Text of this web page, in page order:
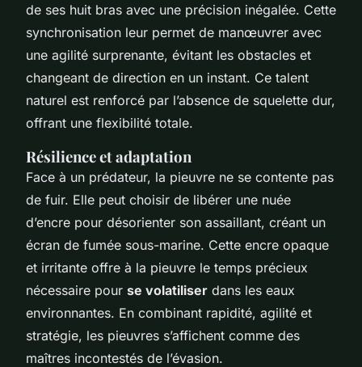
de ses huit bras avec une précision inégalée. Cette
synchronisation leur permet de manœuvrer avec
une agilité surprenante, évitant les obstacles et
changeant de direction en un instant. Ce talent
naturel est renforcé par l’absence de squelette dur,
offrant une flexibilité totale.
Résilience et adaptation
Face à un prédateur, la pieuvre ne se contente pas
de fuir. Elle peut choisir de libérer une nuée
d’encre pour désorienter son assaillant, créant un
écran de fumée sous-marine. Cette encre opaque
et irritante offre à la pieuvre le temps précieux
nécessaire pour se volatiliser dans les eaux
environnantes. En combinant rapidité, agilité et
stratégie, les pieuvres s’affichent comme des
maîtres incontestés de l’évasion.